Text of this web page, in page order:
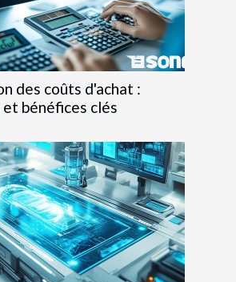
des coûts d'achat :
et bénéfices clés